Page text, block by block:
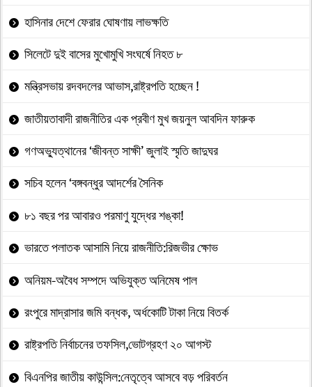
হাসিনার দেশে ফেরার ঘোষণায় লাভক্ষতি
সিলেটে দুই বাসের মুখোমুখি সংঘর্ষে নিহত ৮
মন্ত্রিসভায় রদবদলের আভাস,রাষ্ট্রপতি হচ্ছেন !
জাতীয়তাবাদী রাজনীতির এক প্রবীণ মুখ জয়নুল আবদিন ফারুক
গণঅভ্যুত্থানের ‘জীবন্ত সাক্ষী’ জুলাই স্মৃতি জাদুঘর
সচিব হলেন ‘বঙ্গবন্ধুর আদর্শের সৈনিক
৮১ বছর পর আবারও পরমাণু যুদ্ধের শঙ্কা!
ভারতে পলাতক আসামি নিয়ে রাজনীতি:রিজভীর ক্ষোভ
অনিয়ম-অবৈধ সম্পদে অভিযুক্ত অনিমেষ পাল
রংপুরে মাদ্রাসার জমি বন্ধক, অর্ধকোটি টাকা নিয়ে বিতর্ক
রাষ্ট্রপতি নির্বাচনের তফসিল,ভোটগ্রহণ ২০ আগস্ট
বিএনপির জাতীয় কাউন্সিল:নেতৃত্বে আসবে বড় পরিবর্তন